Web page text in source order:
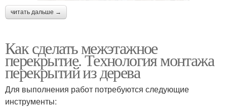
читать дальше →
Как сделать межэтажное
перекрытие. Технология монтажа
перекрытий из дерева
Для выполнения работ потребуются следующие
инструменты: